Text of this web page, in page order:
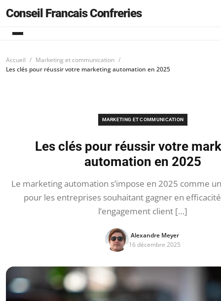
Conseil Francais Confreries
Accueil
Marketing et communication
Les clés pour réussir votre marketing automation en 2025
MARKETING ET COMMUNICATION
Les clés pour réussir votre
automation en 2025
Le marketing automation s’impose en 2025 comme
pour les entreprises souhaitant gagner en
l’engagement client […]
Alexandre Meyer
16 décembre 2025